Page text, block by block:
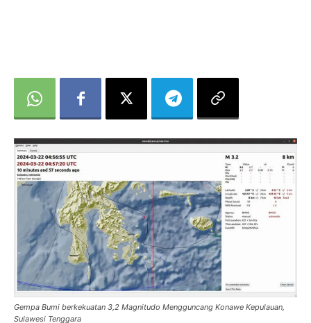
Gempa Bumi berkekuatan 3,2 Magnitudo Mengguncang Konawe Kepulauan,
Sulawesi Tenggara